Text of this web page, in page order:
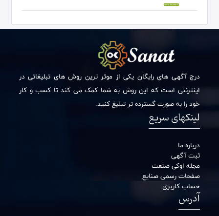
درج آگهی های رایگان یکی از موثر ترین روش های تبلیغاتی در
اینترنتی است که این روش به شما کمک می کند تا کسب و کار
خود را به صورت گسترده تر تبلیغ کنید.
لینکهای سریع
درباره ما
ثبت آگهی
مجله اوکی صنعت
صفحات رسمی صنایع
حساب کاربری
آدرس